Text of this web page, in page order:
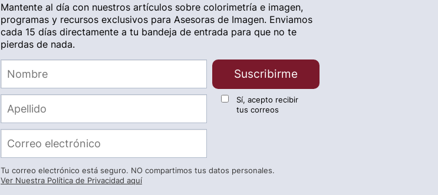
Mantente al día con nuestros artículos sobre colorimetría e imagen,
programas y recursos exclusivos para Asesoras de Imagen. Enviamos
cada 15 días directamente a tu bandeja de entrada para que no te
pierdas de nada.
Suscribirme
Sí, acepto recibir
tus correos
Tu correo electrónico está seguro. NO compartimos tus datos personales.
Ver Nuestra Política de Privacidad aquí